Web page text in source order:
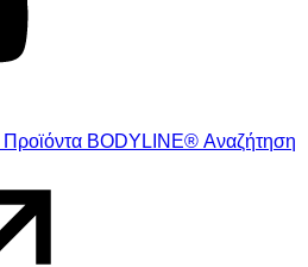
Προϊόντα BODYLINE® Αναζήτηση